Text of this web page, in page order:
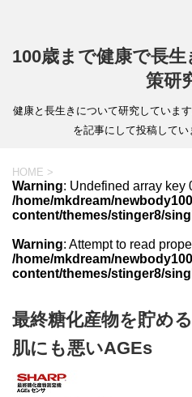
100歳まで健康で長
策研
健康と長生きについて研究していま
を記事にして投稿してい
HOME >
Warning: Undefined array key
/home/mkdream/
content/themes/stinger8/
Warning: Attempt to read
/home/mkdream/
content/themes/stinger8/
最終糖化産物を貯め
肌にも悪いAGEs